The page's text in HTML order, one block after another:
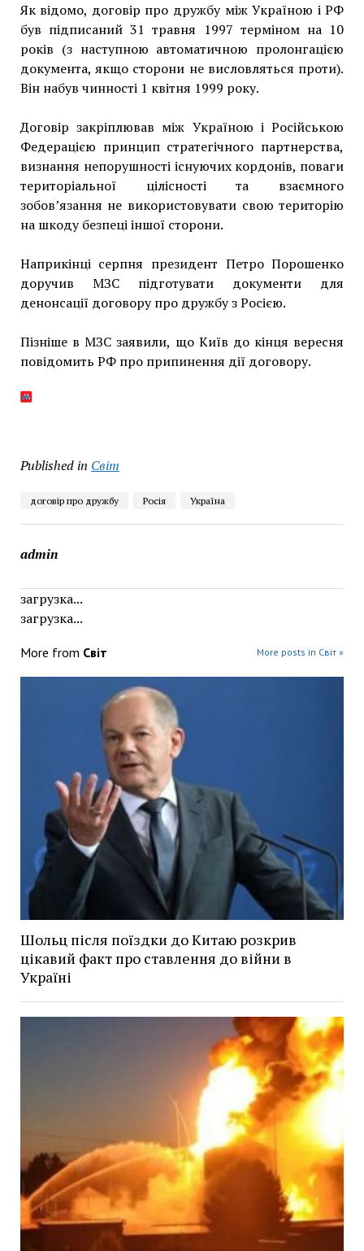
Як відомо, договір про дружбу між Україною і РФ
був підписаний 31 травня 1997 терміном на 10
років (з наступною автоматичною пролонгацією
документа, якщо сторони не висловляться проти).
Він набув чинності 1 квітня 1999 року.
Договір закріплював між Україною і Російською
Федерацією принцип стратегічного партнерства,
визнання непорушності існуючих кордонів, поваги
територіальної цілісності та взаємного
зобов’язання не використовувати свою територію
на шкоду безпеці іншої сторони.
Наприкінці серпня президент Петро Порошенко
доручив МЗС підготувати документи для
денонсації договору про дружбу з Росією.
Пізніше в МЗС заявили, що Київ до кінця вересня
повідомить РФ про припинення дії договору.
Published in Світ
договір про дружбу Росія Україна
admin
загрузка...
загрузка...
More from Світ More posts in Світ »
Шольц після поїздки до Китаю розкрив
цікавий факт про ставлення до війни в
Україні